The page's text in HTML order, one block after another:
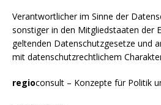
Verantwortlicher im Sinne der
sonstiger in den Mitgliedstaaten der
geltenden Datenschutzgesetze und
mit datenschutzrechtlichem
regioconsult – Konzepte für Politik